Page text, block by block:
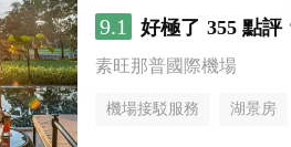
9.1 好極了 355 點評
素旺那普國際機場
機場接駁服務 湖景房